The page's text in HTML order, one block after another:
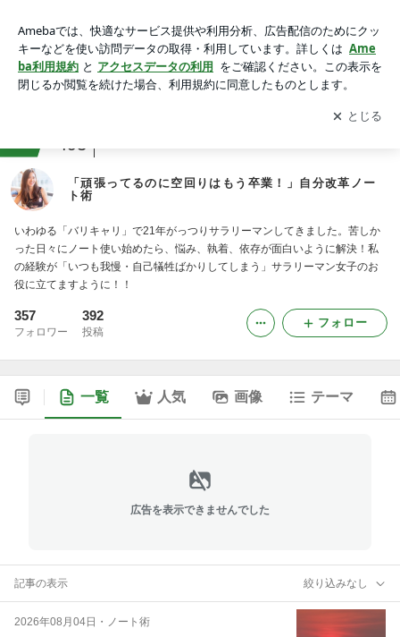
アプリをダウンロードして ブログの更新通知
を受け取りまし
ょう。
開く
493
「頑張ってるのに空回りはもう卒業！」自分改革ノー
ト術
いわゆる「バリキャリ」で21年がっつりサラリーマンしてきました。苦しか
った日々にノート使い始めたら、悩み、執着、依存が面白いように解決！私
の経験が「いつも我慢・自己犠牲ばかりしてしまう」サラリーマン女子のお
役に立てますように！！
357
フォロワー
392
投稿
フォロー
一覧 人気 画像 テーマ
広告を表示できませんでした
記事の表示 絞り込みなし
2026年08月04日 ・ ノート術